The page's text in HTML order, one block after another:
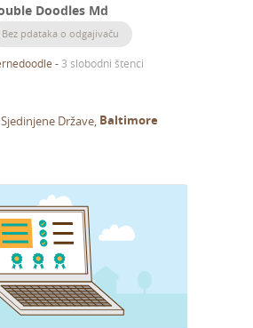
Doodles Md
Bez pdataka o odgajivaču
- 3 slobodni štenci
Sjedinjene Države Baltimore